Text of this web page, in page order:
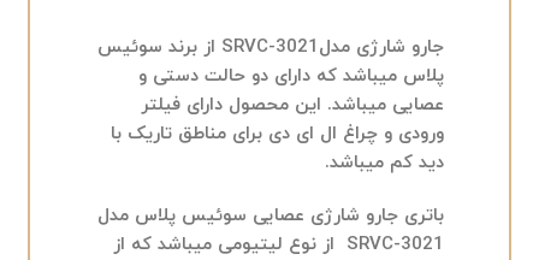
جارو شارژی مدلSRVC-3021 از برند سوئیس
پلاس میباشد که دارای دو حالت دستی و
عصایی میباشد. این محصول دارای فیلتر
ورودی و چراغ ال ای دی برای مناطق تاریک با
دید کم میباشد.
باتری جارو شارژی عصایی سوئیس پلاس مدل
SRVC-3021 از نوع لیتیومی میباشد که از